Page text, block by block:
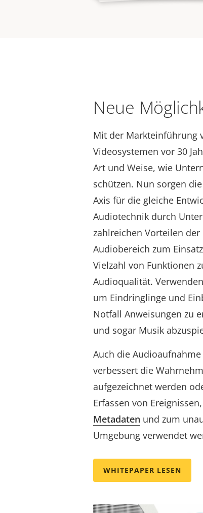
Neue
Mit der Markteinführung
Videosystemen vor 30
Art und Weise, wie
schützen. Nun sorgen
Axis für die gleiche
Audiotechnik durch
zahlreichen Vorteilen
Audiobereich zum
Vielzahl von Funktionen
Audioqualität.
um Eindringlinge und
Notfall Anweisungen zu
und sogar Musik
Auch die
verbessert die
aufgezeichnet werden
Erfassen von
Metadaten und zum
Umgebung verwendet
WHITEPAPER LESEN